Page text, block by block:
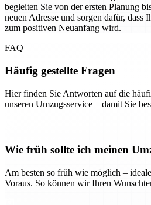
begleiten Sie von der ersten Planung
neuen Adresse und sorgen dafür, dass
zum positiven Neuanfang wird.
FAQ
Häufig gestellte Fragen
Hier finden Sie Antworten auf die
unseren Umzugsservice – damit Sie
Wie früh sollte ich meinen
Am besten so früh wie möglich –
Voraus. So können wir Ihren